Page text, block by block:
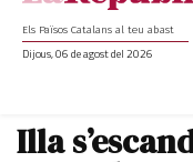
Els Països Catalans al teu abast
Dijous, 06 de agost del 2026
Illa